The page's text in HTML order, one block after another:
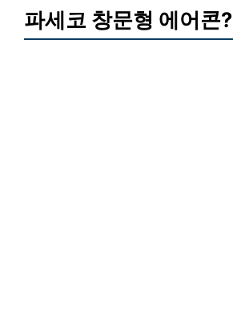
파세코 창문형 에어콘?